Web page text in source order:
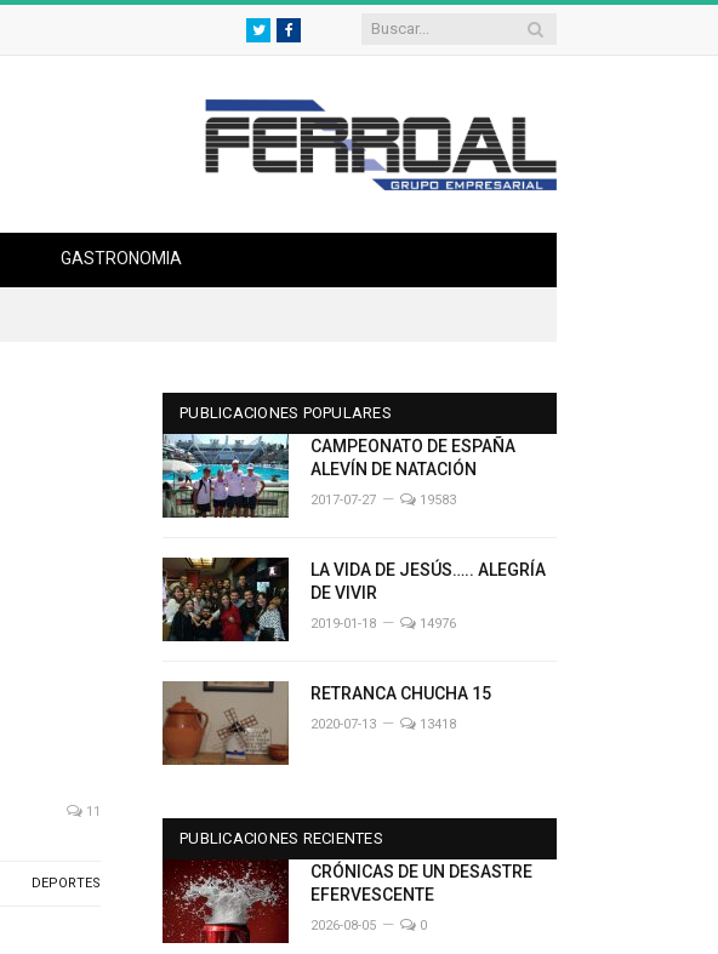
TwitterFacebook
GASTRONOMIA
11
DEPORTES
PUBLICACIONES POPULARES
CAMPEONATO DE ESPAÑA
ALEVÍN DE NATACIÓN
2017-07-27 19583
LA VIDA DE JESÚS….. ALEGRÍA
DE VIVIR
2019-01-18 14976
RETRANCA CHUCHA 15
2020-07-13 13418
PUBLICACIONES RECIENTES
CRÓNICAS DE UN DESASTRE
EFERVESCENTE
2026-08-05 0